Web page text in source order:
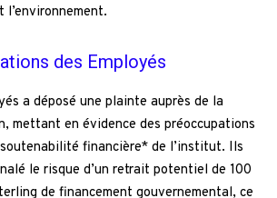
des Employés
a déposé une plainte auprès de la
mettant en évidence des préoccupations
financière* de l’institut. Ils
le risque d’un retrait potentiel de 100
de financement gouvernemental, ce